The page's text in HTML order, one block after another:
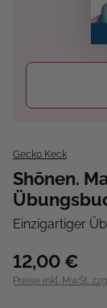
Gecko Keck
Shōnen.
Einzigartiger
12,00 €
Preise inkl. MwSt.